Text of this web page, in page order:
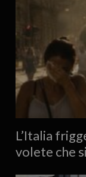
L’Italia
volete che